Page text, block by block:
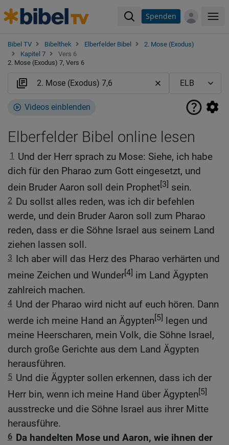
Spenden
Bibel TV Bibelthek Elberfelder Bibel
2. Mose (Exodus)
Kapitel 7
Vers 6
2. Mose (Exodus) 7, Vers 6
Videos einblenden
Elberfelder Bibel online lesen
1 Und der Herr sprach zu Mose: Siehe, ich habe
dich für den Pharao zum Gott eingesetzt, und
dein Bruder Aaron soll dein Prophet[3] sein.
2 Du sollst alles reden, was ich dir befehlen
werde, und dein Bruder Aaron soll zum Pharao
reden, dass er die Söhne Israel aus seinem Land
ziehen lassen soll.
3 Ich aber will das Herz des Pharao verhärten und
meine Zeichen und Wunder[4] im Land Ägypten
zahlreich machen.
4 Und der Pharao wird nicht auf euch hören. Dann
werde ich meine Hand an Ägypten[5] legen und
meine Heerscharen, mein Volk, die Söhne Israel,
durch große Gerichte aus dem Land Ägypten
herausführen.
5 Und die Ägypter sollen erkennen, dass ich der
Herr bin, wenn ich meine Hand über Ägypten[5]
ausstrecke und die Söhne Israel aus ihrer Mitte
herausführe.
6 Da handelten Mose und Aaron, wie ihnen der